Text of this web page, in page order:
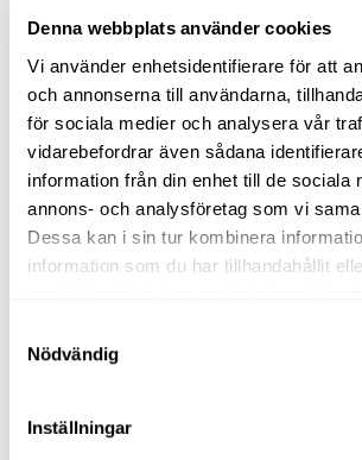
Denna webbplats använder cookies
Vi använder enhetsidentifierare för att
och annonserna till användarna,
för sociala medier och analysera vår
vidarebefordrar även sådana
information från din enhet till de sociala
annons- och analysföretag som vi
Dessa kan i sin tur kombinera
information som du har tillhandahållit
Nödvändig
Inställningar
Direkt och därför billigare hyrbil i Malaga
Gratis transfer från/till flygplatsen
Fördelar med att hyra bil i
Marbesol
Oavsett om du är på semester eller bor i
med omnejd har vi det perfekta fordonet som
Vi erbjuder inte bara de bästa priserna och